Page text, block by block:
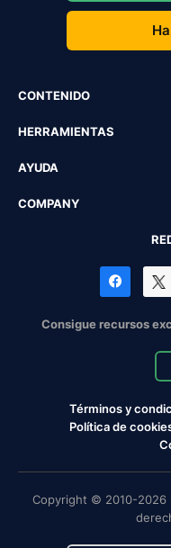
CONTENIDO
HERRAMIENTAS
AYUDA
COMPANY
Consigue recursos
Términos y
Política de
Copyright © 2010-2026